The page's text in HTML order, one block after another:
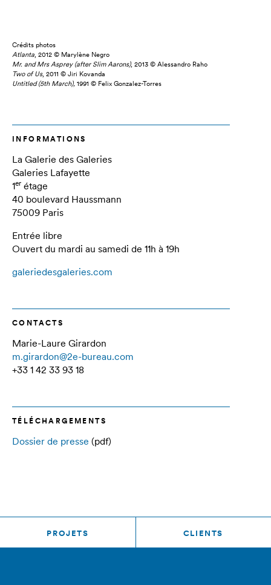
Crédits photos
Atlanta, 2012 © Marylène Negro
Mr. and Mrs Asprey (after Slim Aarons), 2013 © Alessandro Raho
Two of Us, 2011 © Jiri Kovanda
Untitled (5th March), 1991 © Felix Gonzalez-Torres
INFORMATIONS
La Galerie des Galeries
Galeries Lafayette
1er étage
40 boulevard Haussmann
75009 Paris
Entrée libre
Ouvert du mardi au samedi de 11h à 19h
galeriedesgaleries.com
CONTACTS
Marie-Laure Girardon
m.girardon@2e-bureau.com
+33 1 42 33 93 18
TÉLÉCHARGEMENTS
Dossier de presse (pdf)
PROJETS CLIENTS